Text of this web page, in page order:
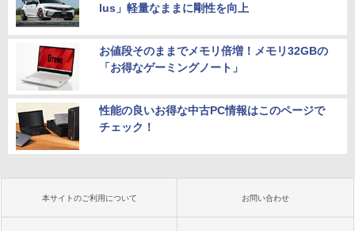
lus」軽量なままに剛性を向上
お値段そのままでメモリ倍増！メモリ32GBの
「お得なゲーミングノート」
性能の良いお得な中古PC情報はこのページで
チェック！
本サイトのご利用について お問い合わせ